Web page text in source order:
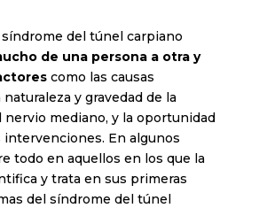
síndrome del túnel carpiano
de una persona a otra y
como las causas
y gravedad de la
mediano, y la oportunidad
intervenciones. En algunos
todo en aquellos en los que la
y trata en sus primeras
del síndrome del túnel